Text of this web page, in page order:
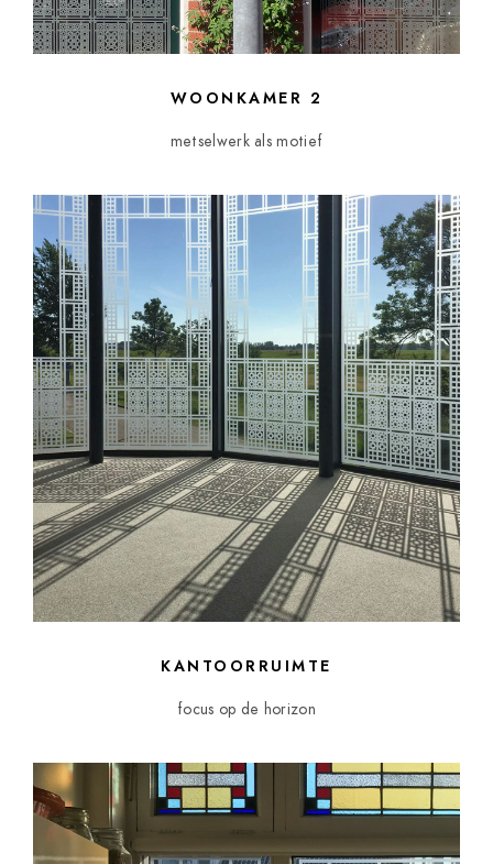
WOONKAMER 2
metselwerk als motief
KANTOORRUIMTE
focus op de horizon